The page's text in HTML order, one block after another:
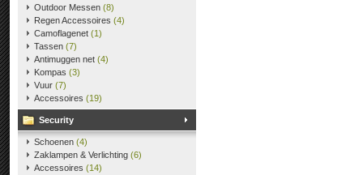
Outdoor Messen (8)
Regen Accessoires (4)
Camoflagenet (1)
Tassen (7)
Antimuggen net (4)
Kompas (3)
Vuur (7)
Accessoires (19)
Security
Schoenen (4)
Zaklampen & Verlichting (6)
Accessoires (14)